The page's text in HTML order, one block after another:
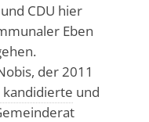
CDU hier
Eben
der 2011
kandidierte und